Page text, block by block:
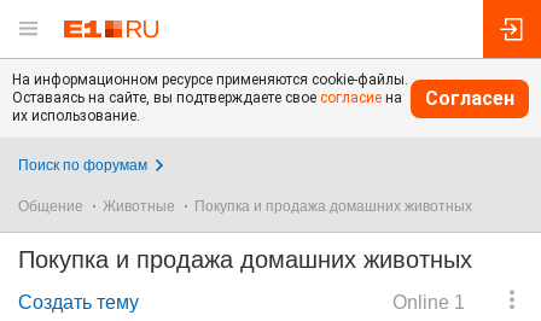
На информационном ресурсе применяются cookie-файлы.
Оставаясь на сайте, вы подтверждаете свое согласие на
их использование.
Согласен
Поиск по форумам
Общение Животные Покупка и продажа домашних животных
Покупка и продажа домашних животных
Online 1
Создать тему